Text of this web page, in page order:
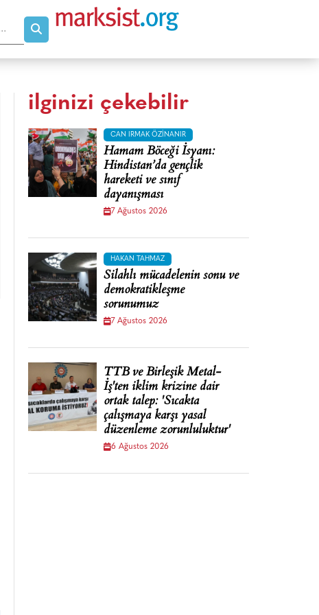
ilginizi çekebilir
CAN IRMAK ÖZINANIR
Hamam Böceği İsyanı:
Hindistan’da gençlik
hareketi ve sınıf
dayanışması
7 Ağustos 2026
HAKAN TAHMAZ
Silahlı mücadelenin sonu ve
demokratikleşme
sorunumuz
7 Ağustos 2026
TTB ve Birleşik Metal-
İş'ten iklim krizine dair
ortak talep: 'Sıcakta
çalışmaya karşı yasal
düzenleme zorunluluktur'
6 Ağustos 2026